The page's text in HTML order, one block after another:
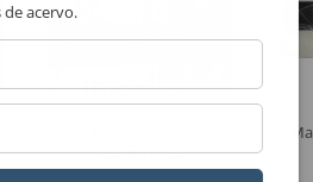
Vestido nº 24
acervo.